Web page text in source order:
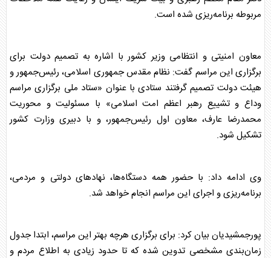
مربوطه برنامه‌ریزی شده است.
معاون امنیتی و انتظامی وزیر کشور با اشاره به تصمیم دولت برای
برگزاری این مراسم گفت: نظام مقدس جمهوری اسلامی، رئیس‌جمهور و
هیئت دولت تصمیم گرفتند ستادی با عنوان «ستاد ملی برگزاری مراسم
وداع و تشییع رهبر اعظم امت اسلامی» با مسئولیت و محوریت
محمدرضا عارف، معاون اول رئیس‌جمهور، و با دبیری وزارت کشور
تشکیل شود.
وی ادامه داد: با حضور همه دستگاه‌ها، نهادهای دولتی و مردمی،
برنامه‌ریزی و اجرای این مراسم انجام خواهد شد.
پورجمشیدیان بیان کرد: برای برگزاری هرچه بهتر این مراسم، ابتدا جدول
زمان‌بندی مشخصی تدوین شده که تا حدود زیادی به اطلاع مردم و